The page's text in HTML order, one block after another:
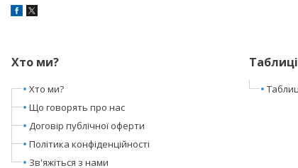
Хто ми?
Хто ми?
Що говорять про нас
Договір публічної оферти
Політика конфіденційності
Зв'яжіться з нами